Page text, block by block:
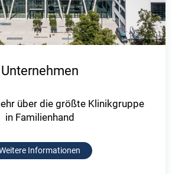
Unternehmen
über die größte Klinikgruppe
in Familienhand
Informationen